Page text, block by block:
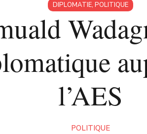
DIPLOMATIE, POLITIQUE
l’AES
POLITIQUE